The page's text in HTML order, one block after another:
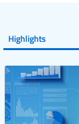
Highlights